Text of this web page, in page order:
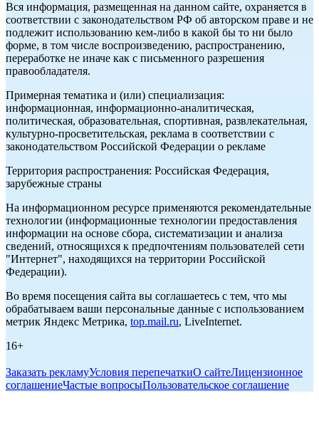
Вся информация, размещенная на данном сайте, охраняется в
соответствии с законодательством РФ об авторском праве и не
подлежит использованию кем-либо в какой бы то ни было
форме, в том числе воспроизведению, распространению,
переработке не иначе как с письменного разрешения
правообладателя.
Примерная тематика и (или) специализация:
информационная, информационно-аналитическая,
политическая, образовательная, спортивная, развлекательная,
культурно-просветительская, реклама в соответствии с
законодательством Российской Федерации о рекламе
Территория распространения: Российская Федерация,
зарубежные страны
На информационном ресурсе применяются рекомендательные
технологии (информационные технологии предоставления
информации на основе сбора, систематизации и анализа
сведений, относящихся к предпочтениям пользователей сети
"Интернет", находящихся на территории Российской
Федерации).
Во время посещения сайта вы соглашаетесь с тем, что мы
обрабатываем ваши персональные данные с использованием
метрик Яндекс Метрика, top.mail.ru, LiveInternet.
16+
Заказать рекламуУсловия перепечаткиО сайтеЛицензионное
соглашениеЧастые вопросыПользовательское соглашение